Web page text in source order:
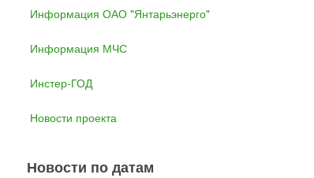
Информация ОАО "Янтарьэнерго"
Информация МЧС
Инстер-ГОД
Новости проекта
Новости по датам